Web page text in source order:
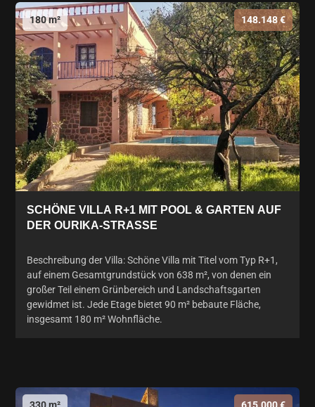
180 m² 148.148 €
SCHÖNE VILLA R+1 MIT POOL & GARTEN AUF
DER OURIKA-STRASSE
Beschreibung der Villa: Schöne Villa mit Titel vom Typ R+1,
auf einem Gesamtgrundstück von 638 m², von denen ein
großer Teil einem Grünbereich und Landschaftsgarten
gewidmet ist. Jede Etage bietet 90 m² bebaute Fläche,
insgesamt 180 m² Wohnfläche.